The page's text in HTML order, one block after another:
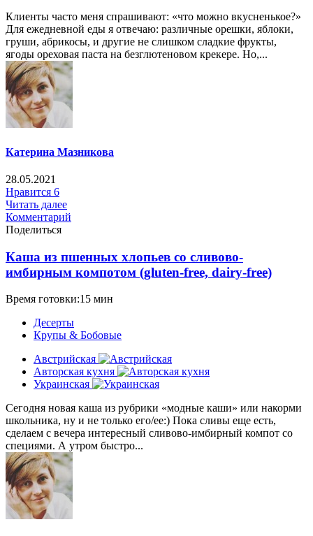
Клиенты часто меня спрашивают: «что можно вкусненькое?»
Для ежедневной еды я отвечаю: различные орешки, яблоки,
груши, абрикосы, и другие не слишком сладкие фрукты,
ягоды ореховая паста на безглютеновом крекере. Но,...
Катерина Мазникова
28.05.2021
Нравится 6
Читать далее
Комментарий
Поделиться
Каша из пшенных хлопьев со сливово-
имбирным компотом (gluten-free, dairy-free)
Время готовки:15 мин
Десерты
Крупы & Бобовые
Австрийская
Авторская кухня
Украинская
Сегодня новая каша из рубрики «модные каши» или накорми
школьника, ну и не только его/ее:) Пока сливы еще есть,
сделаем с вечера интересный сливово-имбирный компот со
специями. А утром быстро...